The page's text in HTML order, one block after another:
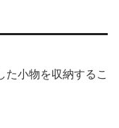
た小物を収納するこ